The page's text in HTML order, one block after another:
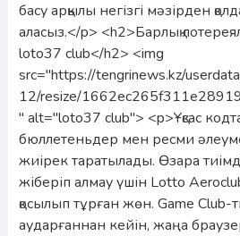
басу арқылы негізгі мәзірден
аласыз.</p> <h2>Барлық
loto37 club</h2> <img
src="https://tengrinews.kz/
12/resize/
" alt="loto37 club"> <p>Ұқсас
бюллетеньдер мен ресми
жиірек таратылады. Өзара
жіберіп алмау үшін Lotto
қосылып тұрған жөн. Game Club-
аударғаннан кейін, жаңа